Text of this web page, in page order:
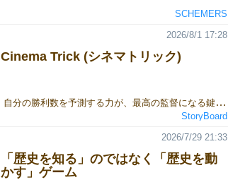
SCHEMERS
Cinema Trick (シネマトリック)
自分の勝利数を予測する力が、最高の監督になる鍵です。2026年秋、シネマトリックで参加プレイ人数：3～6人 プレイ時間：約30分 ジャンル：トリックテイキング / カードゲーム
2026/8/1 17:28
StoryBoard
「歴史を知る」のではなく「歴史を動
かす」ゲーム
2026/7/29 21:33